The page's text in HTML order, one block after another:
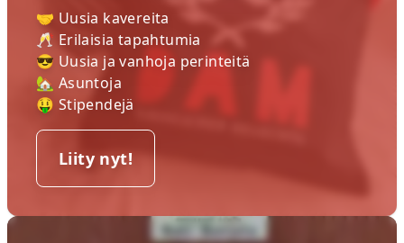
🤝 Uusia kavereita
🥂 Erilaisia tapahtumia
😎 Uusia ja vanhoja perinteitä
🏡 Asuntoja
🤑 Stipendejä
Liity nyt!